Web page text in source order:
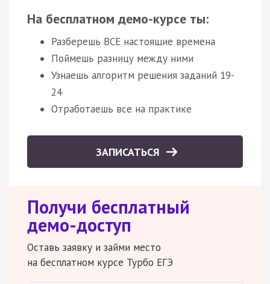
На бесплатном демо-курсе ты:
Разберешь ВСЕ настоящие времена
Поймешь разницу между ними
Узнаешь алгоритм решения заданий 19-
24
Отработаешь все на практике
ЗАПИСАТЬСЯ
Получи бесплатный
демо-доступ
Оставь заявку и займи место
на бесплатном курсе Турбо ЕГЭ